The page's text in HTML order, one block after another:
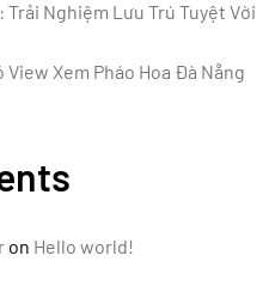
Nghiệm Lưu Trú Tuyệt Vời
Xem Pháo Hoa Đà Nẵng
on Hello world!